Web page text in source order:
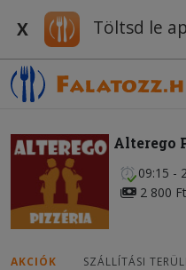
X Töltsd le
Alterego
09:15 -
2 800 Ft
AKCIÓK SZÁLLÍTÁSI